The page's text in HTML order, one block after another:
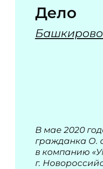
Дело
В мае 2020
гражданка О.
в компанию
г.